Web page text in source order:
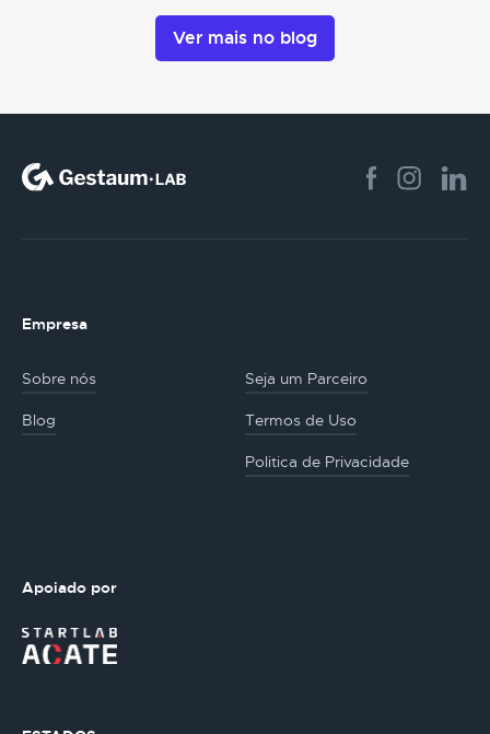
Ver mais no blog
Empresa
Sobre nós Seja um Parceiro
Blog Termos de Uso
Politica de Privacidade
Apoiado por